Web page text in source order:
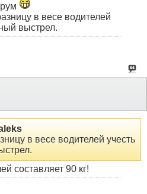
в весе водителей
выстрел.
в весе водителей учесть
составляет 90 кг!